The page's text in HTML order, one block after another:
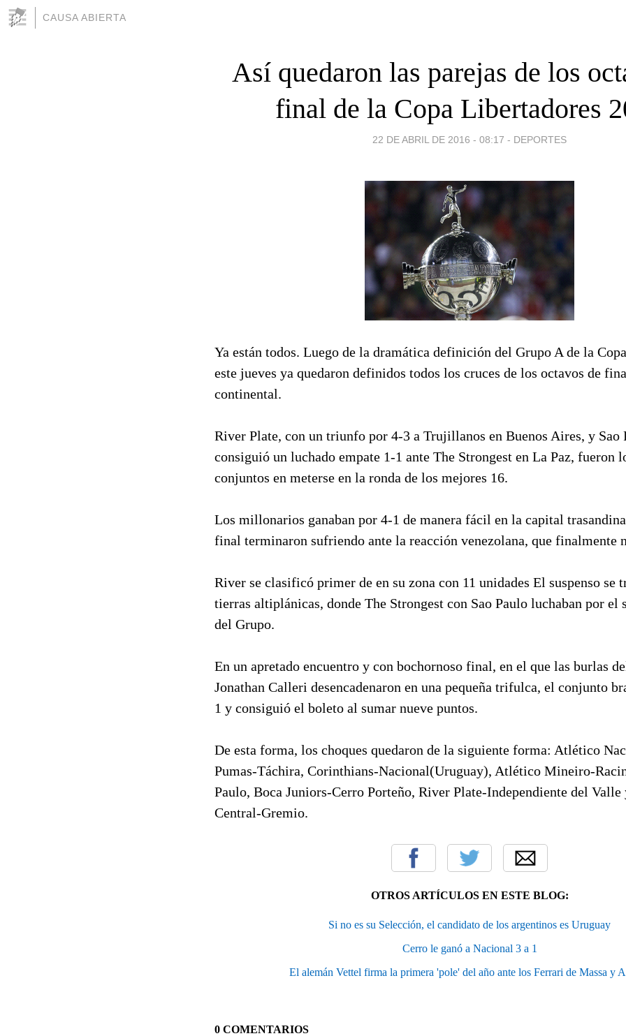
CAUSA ABIERTA
Así quedaron las parejas de los
final de la Copa Libertadores
22 DE ABRIL DE 2016 - 08:17 - DEPORTES
Ya están todos. Luego de la dramática definición del Grupo A de la
este jueves ya quedaron definidos todos los cruces de los octavos de
continental.
River Plate, con un triunfo por 4-3 a Trujillanos en Buenos Aires, y Sao
consiguió un luchado empate 1-1 ante The Strongest en La Paz, fueron
conjuntos en meterse en la ronda de los mejores 16.
Los millonarios ganaban por 4-1 de manera fácil en la capital
final terminaron sufriendo ante la reacción venezolana, que finalmente
River se clasificó primer de en su zona con 11 unidades El suspenso se
tierras altiplánicas, donde The Strongest con Sao Paulo luchaban por el
del Grupo.
En un apretado encuentro y con bochornoso final, en el que las burlas
Jonathan Calleri desencadenaron en una pequeña trifulca, el conjunto
1 y consiguió el boleto al sumar nueve puntos.
De esta forma, los choques quedaron de la siguiente forma: Atlético
Pumas-Táchira, Corinthians-Nacional(Uruguay), Atlético Mineiro-
Paulo, Boca Juniors-Cerro Porteño, River Plate-Independiente del Valle
Central-Gremio.
OTROS ARTÍCULOS EN ESTE BLOG:
Si no es su Selección, el candidato de los argentinos es Uruguay
Cerro le ganó a Nacional 3 a 1
El alemán Vettel firma la primera 'pole' del año ante los Ferrari de Massa y
0 COMENTARIOS